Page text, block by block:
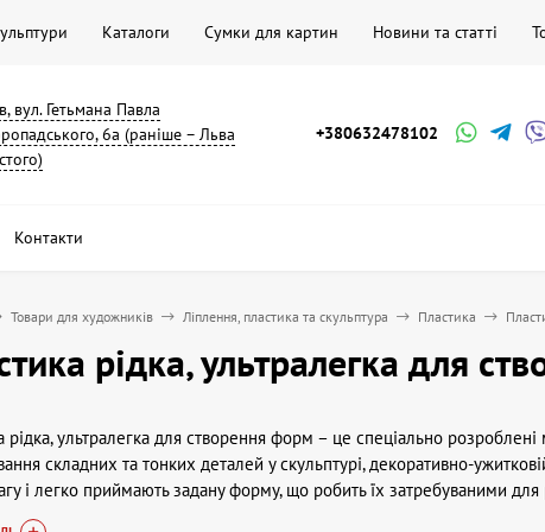
Каталоги Сумки для картин Новини та статті
вул. Гетьмана Павла
6а (раніше – Льва
+380632478102
Контакти
Товари для художників Ліплення, пластика та скульптура Пластика
рідка, ультралегка для
рідка, ультралегка для створення форм – це спеціально
складних та тонких деталей у скульптурі, декоративно-
і легко приймають задану форму, що робить їх затребуваними
від традиційних важких мас, рідка пластика дозволяє створювати